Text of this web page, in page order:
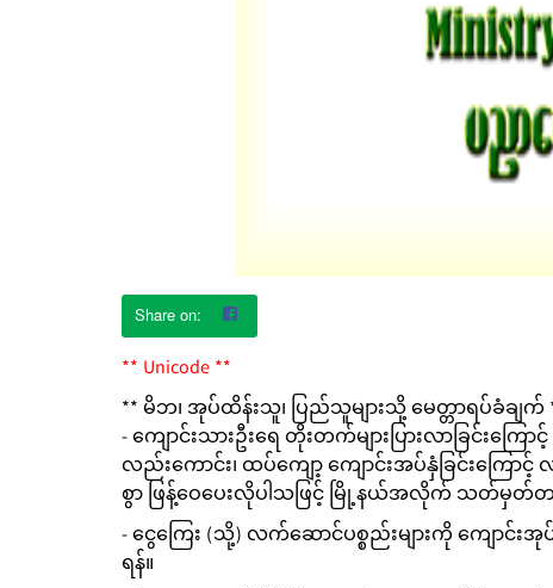
** Unicode **
** မိဘ၊ အုပ်ထိန်းသူ၊ ပြည်သူများသို့ မေတ္တာရပ်ခံချက်
- ကျောင်းသားဦးရေ တိုးတက်များပြားလာခြင်းကြေ
လည်းကောင်း၊ ထပ်ကျော့ ကျောင်းအပ်နှံခြင်းကြော
စွာ ဖြန့်ဝေပေးလိုပါသဖြင့် မြို့နယ်အလိုက် သတ်မှတ်တ
- ငွေကြေး (သို့) လက်ဆောင်ပစ္စည်းများကို ကျောင်းအုပ်
ရန်။